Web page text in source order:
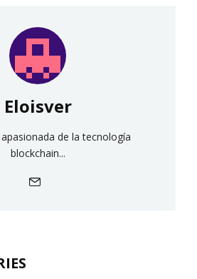
Eloisver
de la tecnología
blockchain...